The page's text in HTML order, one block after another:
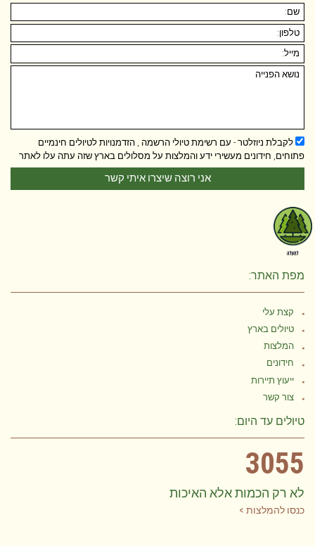
לקבלת ניוזלטר - עם רשימת טיולי הרשמה , הזדמנויות לטיולים חינמיים
פתוחים, חידונים מעשירי ידע והמלצות על מסלולים בארץ שזה עתה עלו לאתר
מפת האתר:
קצת עלי
טיולים בארץ
המלצות
חידונים
ייעוץ תיירות
צור קשר
טיולים עד היום:
3055
לא רק הכמות אלא האיכות
כנסו להמלצות >